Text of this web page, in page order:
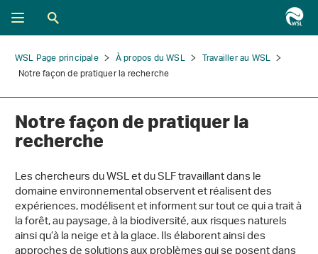
WSL Page principale À propos du WSL
Travailler au WSL
Notre façon de pratiquer la recherche
Notre façon de pratiquer la
recherche
Les chercheurs du WSL et du SLF travaillant dans le
domaine environnemental observent et réalisent des
expériences, modélisent et informent sur tout ce qui a trait à
la forêt, au paysage, à la biodiversité, aux risques naturels
ainsi qu’à la neige et à la glace. Ils élaborent ainsi des